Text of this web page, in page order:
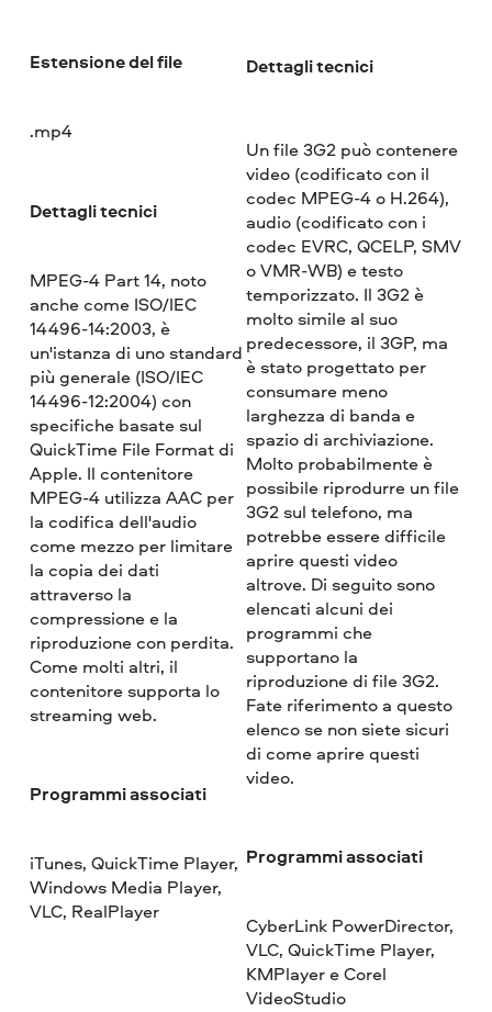
Estensione del file
.mp4
Dettagli tecnici
MPEG-4 Part 14, noto
anche come ISO/IEC
14496-14:2003, è
un'istanza di uno standard
più generale (ISO/IEC
14496-12:2004) con
specifiche basate sul
QuickTime File Format di
Apple. Il contenitore
MPEG-4 utilizza AAC per
la codifica dell'audio
come mezzo per limitare
la copia dei dati
attraverso la
compressione e la
riproduzione con perdita.
Come molti altri, il
contenitore supporta lo
streaming web.
Programmi associati
iTunes, QuickTime Player,
Windows Media Player,
VLC, RealPlayer
Dettagli tecnici
Un file 3G2 può contenere
video (codificato con il
codec MPEG-4 o H.264),
audio (codificato con i
codec EVRC, QCELP, SMV
o VMR-WB) e testo
temporizzato. Il 3G2 è
molto simile al suo
predecessore, il 3GP, ma
è stato progettato per
consumare meno
larghezza di banda e
spazio di archiviazione.
Molto probabilmente è
possibile riprodurre un file
3G2 sul telefono, ma
potrebbe essere difficile
aprire questi video
altrove. Di seguito sono
elencati alcuni dei
programmi che
supportano la
riproduzione di file 3G2.
Fate riferimento a questo
elenco se non siete sicuri
di come aprire questi
video.
Programmi associati
CyberLink PowerDirector,
VLC, QuickTime Player,
KMPlayer e Corel
VideoStudio